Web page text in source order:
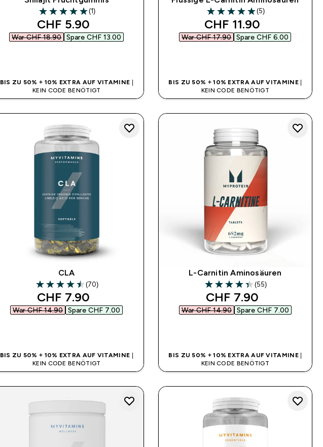
5 out of 5 stars
(1)
discounted price
CHF 5.90‎
War CHF 18.90‎ Spare CHF 13.00‎
BIS ZU 50% + 10% EXTRA AUF VITAMINE |
KEIN CODE BENÖTIGT
5 out of 5 stars
(5)
discounted price
CHF 11.90‎
War CHF 17.90‎ Spare CHF 6.00‎
BIS ZU 50% + 10% EXTRA AUF VITAMINE |
KEIN CODE BENÖTIGT
CLA
4.53 out of 5 stars
(70)
discounted price
CHF 7.90‎
War CHF 14.90‎ Spare CHF 7.00‎
BIS ZU 50% + 10% EXTRA AUF VITAMINE
KEIN CODE BENÖTIGT
L-Carnitin Aminosäuren
4.35 out of 5 stars
(55)
discounted price
CHF 7.90‎
War CHF 14.90‎ Spare CHF 7.00‎
BIS ZU 50% + 10% EXTRA AUF VITAMINE
KEIN CODE BENÖTIGT